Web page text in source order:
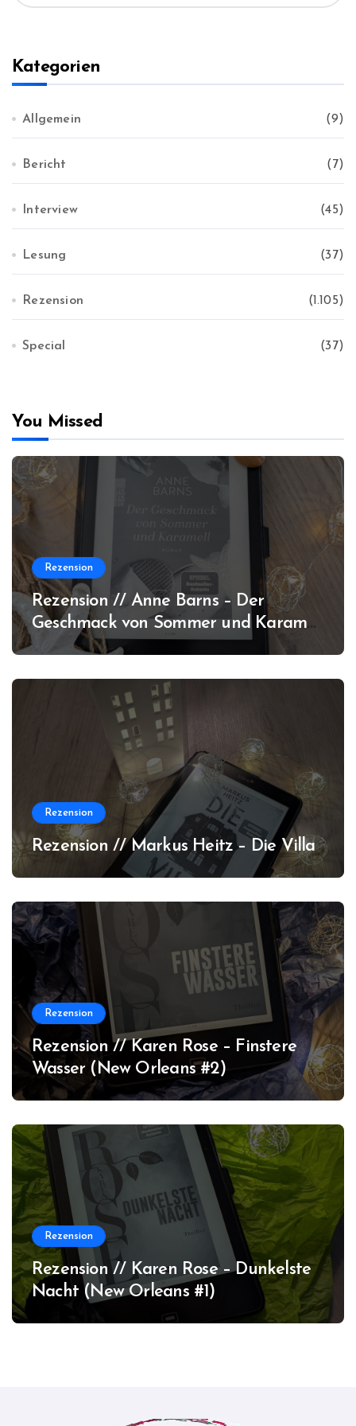
v
Kategorien
Allgemein (9)
Bericht (7)
Interview (45)
Lesung (37)
Rezension (1.105)
Special (37)
You Missed
Rezension
Rezension // Anne Barns – Der
Geschmack von Sommer und Karamell
(Amrum #3)
Rezension
Rezension // Markus Heitz – Die Villa
Rezension
Rezension // Karen Rose – Finstere
Wasser (New Orleans #2)
Rezension
Rezension // Karen Rose – Dunkelste
Nacht (New Orleans #1)